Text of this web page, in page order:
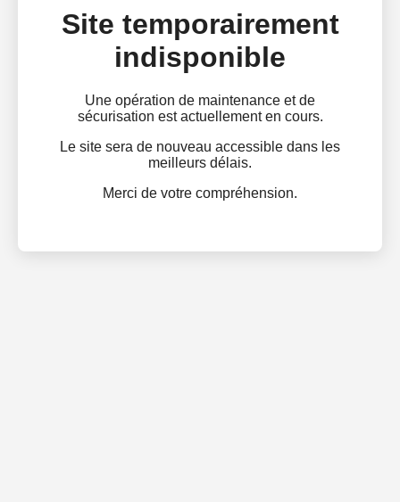
Site temporairement
indisponible
Une opération de maintenance et de
sécurisation est actuellement en cours.
Le site sera de nouveau accessible dans les
meilleurs délais.
Merci de votre compréhension.